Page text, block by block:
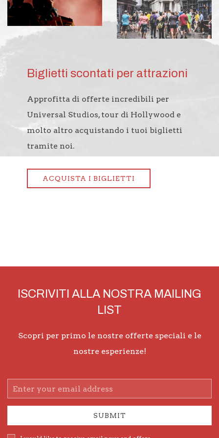
Biglietti scontati per attrazioni
Approfitta di offerte incredibili per
Universal Studios, tour di Hollywood e
molto altro acquistando i tuoi biglietti
tramite noi.
ACQUISTA I BIGLIETTI
ISCRIVITI ALLA NOSTRA MAILING
LIST
Scopri per primo le nostre offerte speciali e le
nostre esperienze!
Email
Address
SUBMIT